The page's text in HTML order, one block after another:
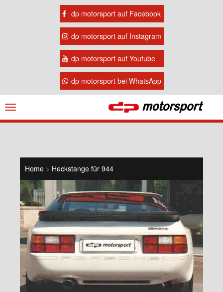
dp motorsport auf Facebook
dp motorsport auf Instagram
dp motorsport auf Youtube
dp motorsport bei WhatsApp
Navigation
ein-/ausblenden
Home > Heckstange für 944